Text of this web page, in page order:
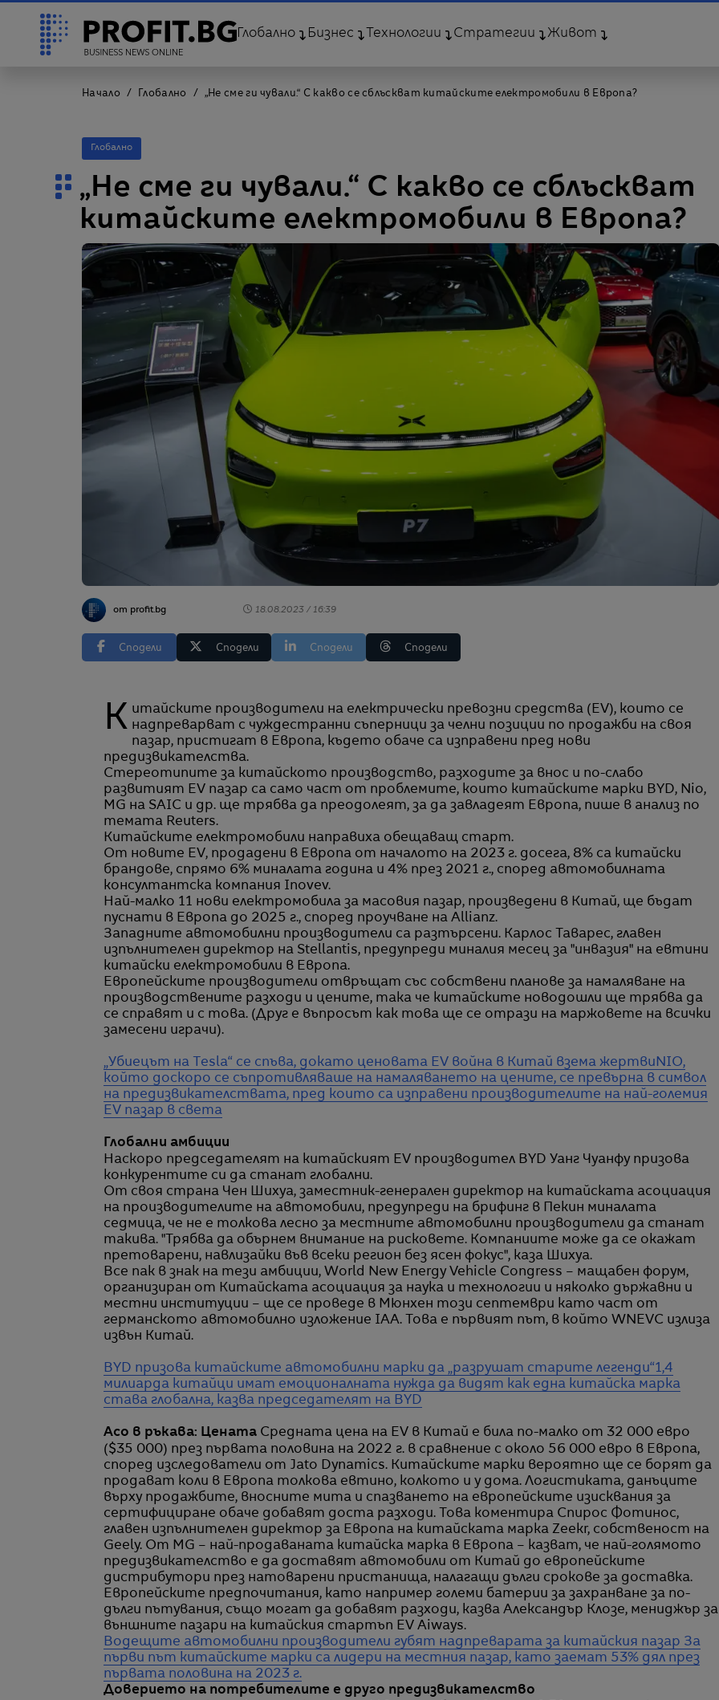
Глобално Бизнес Технологии Стратегии Живот
Начало Глобално „Не сме ги чували.“ С какво се сблъскват китайските електромобили в Европа?
Глобално
„Не сме ги чували.“ С какво се сблъскват
китайските електромобили в Европа?
от profit.bg 18.08.2023 / 16:39
Сподели Сподели Сподели Сподели
Китайските производители на електрически превозни средства (EV), които се надпреварват с чуждестранни съперници за челни позиции по продажби на своя
пазар, пристигат в Европа, където обаче са изправени пред нови
предизвикателства.
Стереотипите за китайското производство, разходите за внос и по-слабо
развитият EV пазар са само част от проблемите, които китайските марки BYD, Nio,
MG на SAIC и др. ще трябва да преодолеят, за да завладеят Европа, пише в анализ по
темата Reuters.
Китайските електромобили направиха обещаващ старт.
От новите EV, продадени в Европа от началото на 2023 г. досега, 8% са китайски
брандове, спрямо 6% миналата година и 4% през 2021 г., според автомобилната
консултантска компания Inovev.
Най-малко 11 нови електромобила за масовия пазар, произведени в Китай, ще бъдат
пуснати в Европа до 2025 г., според проучване на Allianz.
Западните автомобилни производители са разтърсени. Карлос Таварес, главен
изпълнителен директор на Stellantis, предупреди миналия месец за "инвазия" на евтини
китайски електромобили в Европа.
Европейските производители отвръщат със собствени планове за намаляване на
производствените разходи и цените, така че китайските новодошли ще трябва да
се справят и с това. (Друг е въпросът как това ще се отрази на маржовете на всички
замесени играчи).
„Убиецът на Tesla“ се спъва, докато ценовата EV война в Китай взема жертвиNIO,
който доскоро се съпротивляваше на намаляването на цените, се превърна в символ
на предизвикателствата, пред които са изправени производителите на най-големия
EV пазар в света
Глобални амбиции
Наскоро председателят на китайският EV производител BYD Уанг Чуанфу призова
конкурентите си да станат глобални.
От своя страна Чен Шихуа, заместник-генерален директор на китайската асоциация
на производителите на автомобили, предупреди на брифинг в Пекин миналата
седмица, че не е толкова лесно за местните автомобилни производители да станат
такива. "Трябва да обърнем внимание на рисковете. Компаниите може да се окажат
претоварени, навлизайки във всеки регион без ясен фокус", каза Шихуа.
Все пак в знак на тези амбиции, World New Energy Vehicle Congress – мащабен форум,
организиран от Китайската асоциация за наука и технологии и няколко държавни и
местни институции – ще се проведе в Мюнхен този септември като част от
германското автомобилно изложение IAA. Това е първият път, в който WNEVC излиза
извън Китай.
BYD призова китайските автомобилни марки да „разрушат старите легенди“1,4
милиарда китайци имат емоционалната нужда да видят как една китайска марка
става глобална, казва председателят на BYD
Асо в ръкава: Цената Средната цена на EV в Китай е била по-малко от 32 000 евро
($35 000) през първата половина на 2022 г. в сравнение с около 56 000 евро в Европа,
според изследователи от Jato Dynamics. Китайските марки вероятно ще се борят да
продават коли в Европа толкова евтино, колкото и у дома. Логистиката, данъците
върху продажбите, вносните мита и спазването на европейските изисквания за
сертифициране обаче добавят доста разходи. Това коментира Спирос Фотинос,
главен изпълнителен директор за Европа на китайската марка Zeekr, собственост на
Geely. От MG – най-продаваната китайска марка в Европа – казват, че най-голямото
предизвикателство е да доставят автомобили от Китай до европейските
дистрибутори през натоварени пристанища, налагащи дълги срокове за доставка.
Европейските предпочитания, като например големи батерии за захранване за по-
дълги пътувания, също могат да добавят разходи, казва Александър Клoзе, мениджър за
външните пазари на китайския стартъп EV Aiways.
Водещите автомобилни производители губят надпреварата за китайския пазар За
първи път китайските марки са лидери на местния пазар, като заемат 53% дял през
първата половина на 2023 г.
Доверието на потребителите е друго предизвикателство